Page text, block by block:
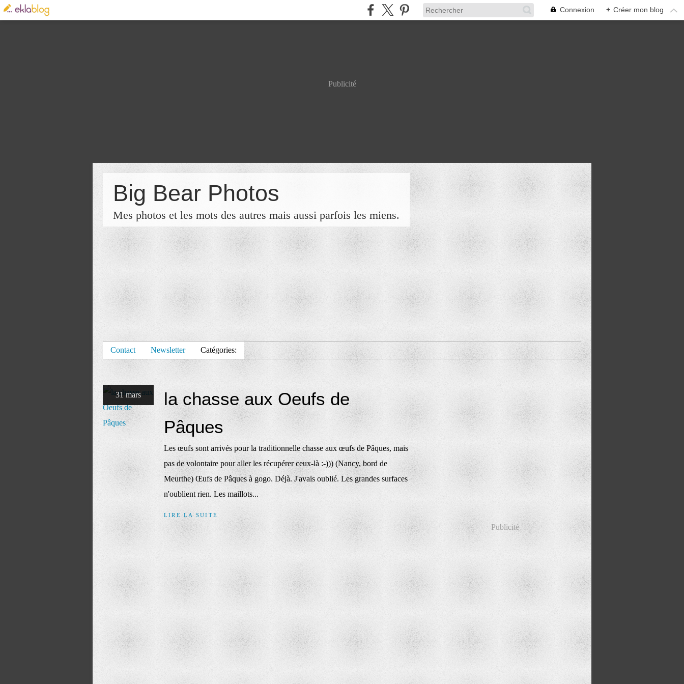
Connexion + Créer mon blog
Publicité
Big Bear Photos
Mes photos et les mots des autres mais aussi parfois les miens.
Contact Newsletter Catégories:
31 mars
la chasse aux Oeufs de
Pâques
Les œufs sont arrivés pour la traditionnelle chasse aux œufs de Pâques, mais
pas de volontaire pour aller les récupérer ceux-là :-))) (Nancy, bord de
Meurthe) Œufs de Pâques à gogo. Déjà. J'avais oublié. Les grandes surfaces
n'oublient rien. Les maillots...
LIRE LA SUITE
Publicité